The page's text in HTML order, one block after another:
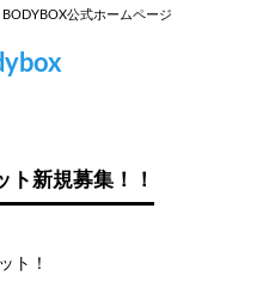
公式ホームページ
ト新規募集！！
ト！